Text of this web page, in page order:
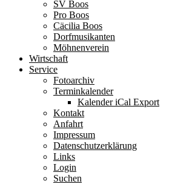
SV Boos
Pro Boos
Cäcilia Boos
Dorfmusikanten
Möhnenverein
Wirtschaft
Service
Fotoarchiv
Terminkalender
Kalender iCal Export
Kontakt
Anfahrt
Impressum
Datenschutzerklärung
Links
Login
Suchen